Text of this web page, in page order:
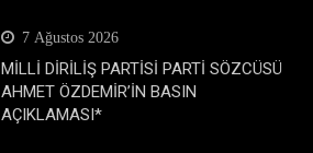
7 Ağustos 2026
MİLLİ DİRİLİŞ PARTİSİ PARTİ SÖZCÜSÜ
AHMET ÖZDEMİR’İN BASIN
AÇIKLAMASI*